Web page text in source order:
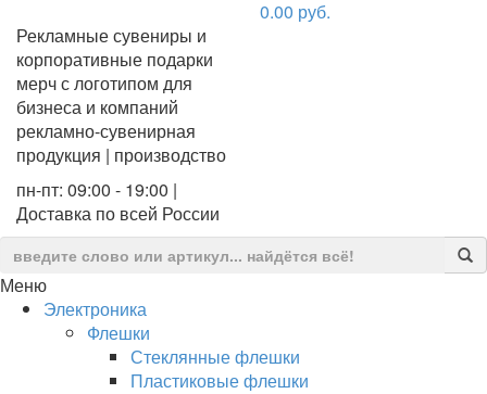
Рекламные сувениры и
корпоративные подарки
мерч с логотипом для
бизнеса и компаний
рекламно-сувенирная
продукция | производство
пн-пт: 09:00 - 19:00 |
Доставка по всей России
0.00 руб.
Меню
Электроника
Флешки
Стеклянные флешки
Пластиковые флешки